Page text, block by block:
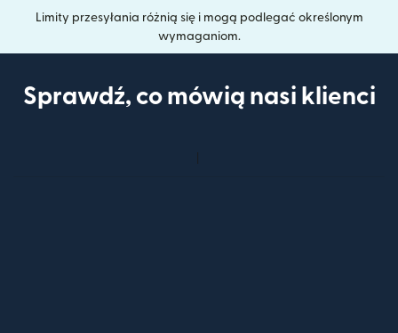
Limity przesyłania różnią się i mogą podlegać określonym
wymaganiom.
Sprawdź, co mówią nasi klienci